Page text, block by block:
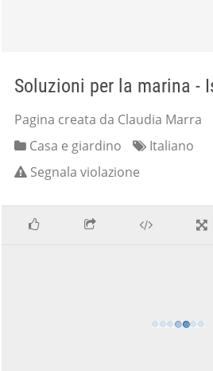
Soluzioni per la marina -
Pagina creata da Claudia Marra
Casa e giardino
Italiano
Segnala violazione